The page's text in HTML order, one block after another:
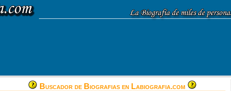
Buscador de Biografias en Labiografia.com